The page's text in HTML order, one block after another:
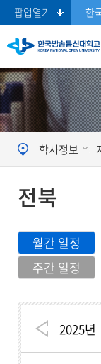
팝업열기 한
Search
학사정보
전북
월간 일정
주간 일정
2025년